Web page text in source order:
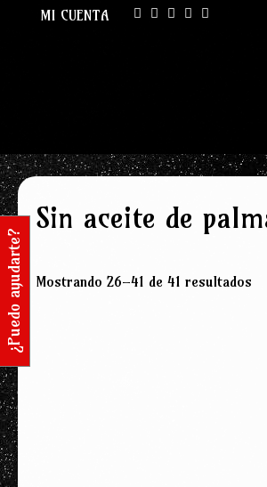
MI CUENTA
Sin aceite de
Mostrando 26–41 de 41 resultados
¿Puedo ayudarte?